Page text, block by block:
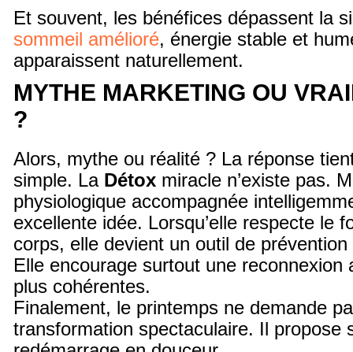
Et souvent, les bénéfices dépassent la
sommeil amélioré, énergie stable et
apparaissent naturellement.
MYTHE MARKETING OU
?
Alors, mythe ou réalité ? La réponse
simple. La Détox miracle n’existe pas.
physiologique accompagnée
excellente idée. Lorsqu’elle respecte le
corps, elle devient un outil de prévention
Elle encourage surtout une reconnexion
plus cohérentes.
Finalement, le printemps ne demande
transformation spectaculaire. Il propose